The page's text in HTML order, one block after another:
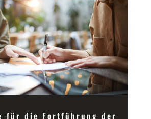
für die Fortführung der